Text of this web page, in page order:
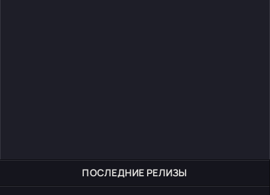
ПОСЛЕДНИЕ РЕЛИЗЫ